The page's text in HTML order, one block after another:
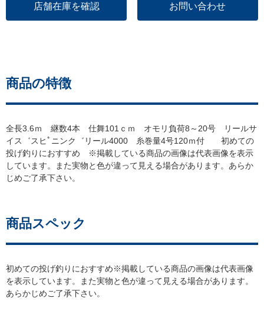
店舗在庫を確認 お問い合わせ
商品の特徴
全長3.6ｍ 継数4本 仕舞101ｃｍ オモリ負荷8～20号 リールサ
イス゛スヒﾟニンク゛リール4000 糸巻量4号120ｍ付 初めての
投げ釣りにおすすめ ※掲載している商品の画像は代表画像を表示
しています。また実物と色が違って見える場合があります。あらか
じめご了承下さい。
商品スペック
初めての投げ釣りにおすすめ※掲載している商品の画像は代表画像
を表示しています。また実物と色が違って見える場合があります。
あらかじめご了承下さい。